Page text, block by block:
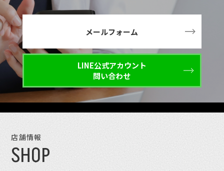
メールフォーム
LINE公式アカウント
問い合わせ
店舗情報
SHOP